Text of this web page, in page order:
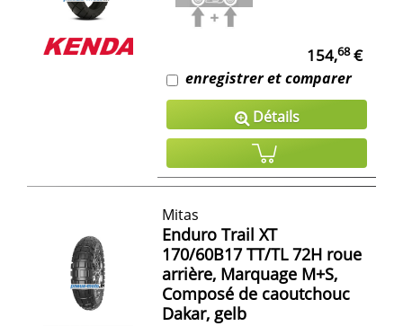
154,68€
enregistrer et comparer
Détails
Mitas
Enduro Trail XT
170/60B17 TT/TL 72H roue
arrière, Marquage M+S,
Composé de caoutchouc
Dakar, gelb